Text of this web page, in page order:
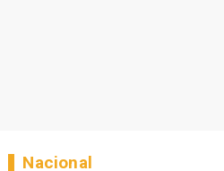
Nacional